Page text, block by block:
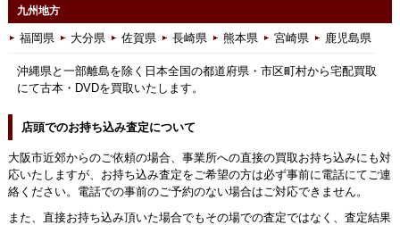
九州地方
福岡県 大分県 佐賀県 長崎県 熊本県 宮崎県 鹿児島県
沖縄県と一部離島を除く日本全国の都道府県・市区町村から宅配買取
にて古本・DVDを買取いたします。
店頭でのお持ち込み査定について
大阪市近郊からのご依頼の場合、事業所への直接の買取お持ち込みにも対
応いたしますが、お持ち込み査定をご希望の方は必ず事前に電話にてご連
絡ください。電話での事前のご予約のない場合はご対応できません。
また、直接お持ち込み頂いた場合でもその場での査定ではなく、査定結果